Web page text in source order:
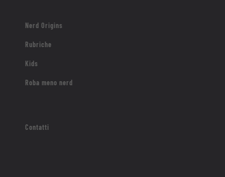
Nerd Origins
Rubriche
Kids
Roba meno nerd
Contatti